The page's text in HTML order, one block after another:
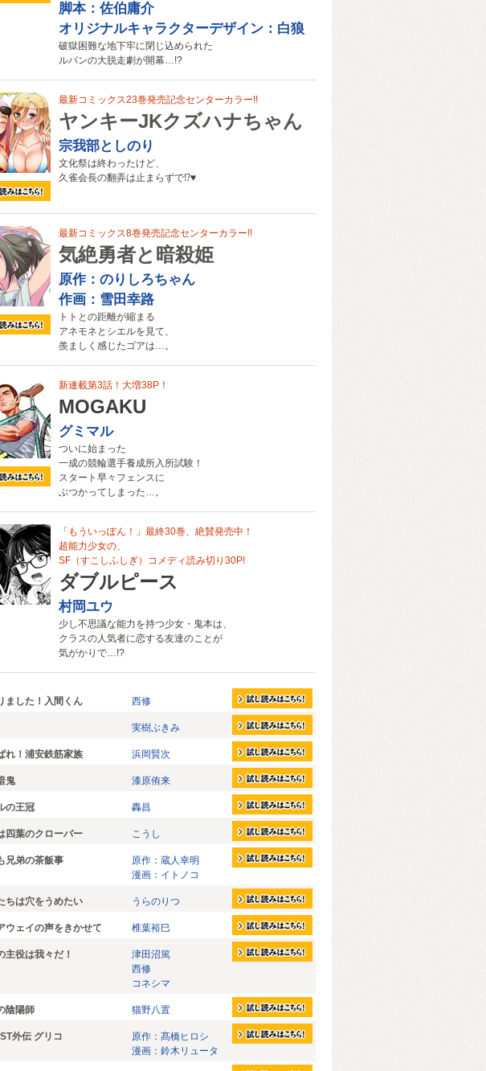
脚本：佐伯庸介
オリジナルキャラクターデザイン：白狼
破獄困難な地下牢に閉じ込められた
ルパンの大脱走劇が開幕…!?
最新コミックス23巻発売記念センターカラー!!
ヤンキーJKクズハナちゃん
宗我部としのり
文化祭は終わったけど、
久雀会長の翻弄は止まらずで⁉♥
最新コミックス8巻発売記念センターカラー!!
気絶勇者と暗殺姫
原作：のりしろちゃん
作画：雪田幸路
トトとの距離が縮まる
アネモネとシエルを見て、
羨ましく感じたゴアは…。
新連載第3話！大増38P！
MOGAKU
グミマル
ついに始まった
一成の競輪選手養成所入所試験！
スタート早々フェンスに
ぶつかってしまった…。
「もういっぽん！」最終30巻、絶賛発売中！
超能力少女の、
SF（すこしふしぎ）コメディ読み切り30P!
ダブルピース
村岡ユウ
少し不思議な能力を持つ少女・鬼本は、
クラスの人気者に恋する友達のことが
気がかりで…!?
ました！入間くん 西修
実樹ぶきみ
れ！浦安鉄筋家族 浜岡賢次
鬼 漆原侑来
の王冠 轟昌
四葉のクローバー こうし
兄弟の茶飯事
原作：蔵人幸明
漫画：イトノコ
ちは穴をうめたい うらのりつ
ウェイの声をきかせて 椎葉裕巳
主役は我々だ！
津田沼篤
西修
コネシマ
陰陽師 猫野八置
外伝 グリコ
原作：髙橋ヒロシ
漫画：鈴木リュータ